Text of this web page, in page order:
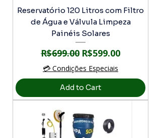
Reservatório 120 Litros com Filtro
de Água e Válvula Limpeza
Painéis Solares
Regular Price
R$699.00 Sale Price
R$599.00
💳 Condições Especiais
Add to Cart